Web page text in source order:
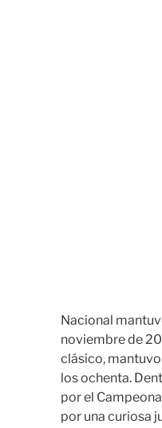
Nacional
noviembre de
clásico,
los ochenta.
por el
por una curiosa